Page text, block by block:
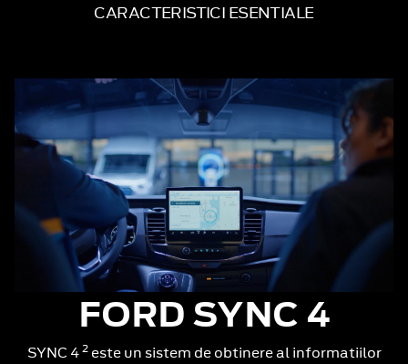
CARACTERISTICI ESENTIALE
FORD SYNC 4
SYNC 42 este un sistem de obtinere al informatiilor